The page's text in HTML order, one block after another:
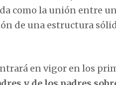
como la unión entre
de una estructura
en vigor en los